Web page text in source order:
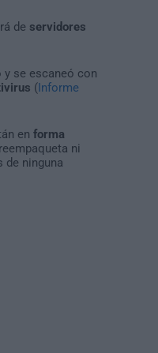
de servidores
y se escaneó con
(Informe
en forma
ni
de ninguna